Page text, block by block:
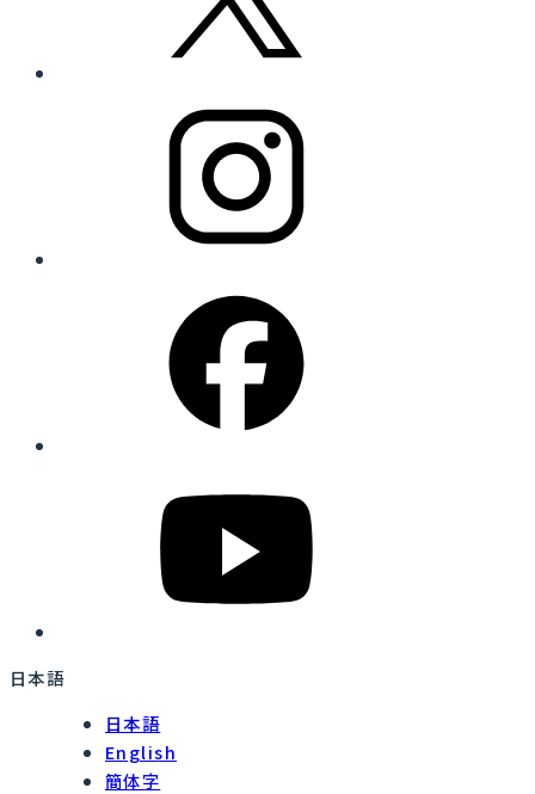
日本語
日本語
English
簡体字